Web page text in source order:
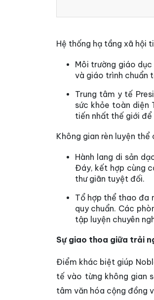
Hệ thống hạ tầng xã hội
Môi trường giáo
và giáo trình chuẩn
Trung tâm y tế
sức khỏe toàn
tiến nhất thế giới
Không gian rèn luyện
Hành lang di sản
Đáy, kết hợp cùng
thư giãn tuyệt đối.
Tổ hợp thể thao đa
quy chuẩn. Các
tập luyện chuyên
Sự giao thoa giữa trải
Điểm khác biệt giúp
tế vào từng không gian
tâm văn hóa cộng đồng